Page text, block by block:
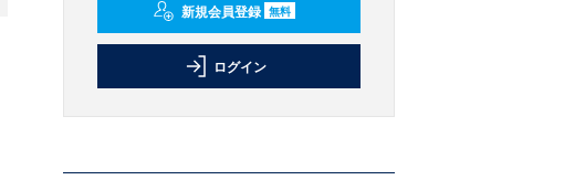
新規会員登録 無料
ログイン